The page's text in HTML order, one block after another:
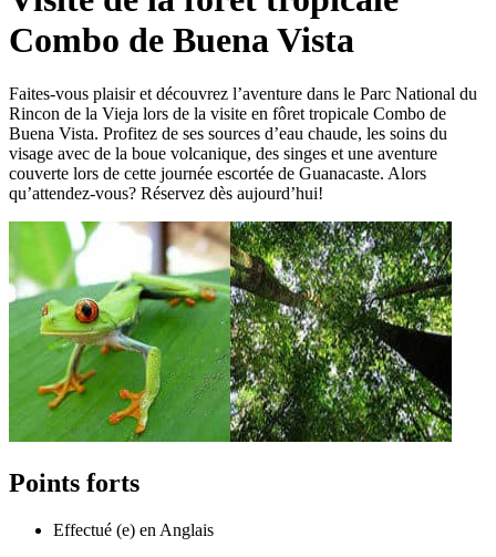
Combo de Buena Vista
Faites-vous plaisir et découvrez l’aventure dans le Parc National du
Rincon de la Vieja lors de la visite en fôret tropicale Combo de
Buena Vista. Profitez de ses sources d’eau chaude, les soins du
visage avec de la boue volcanique, des singes et une aventure
couverte lors de cette journée escortée de Guanacaste. Alors
qu’attendez-vous? Réservez dès aujourd’hui!
Points forts
Effectué (e) en Anglais